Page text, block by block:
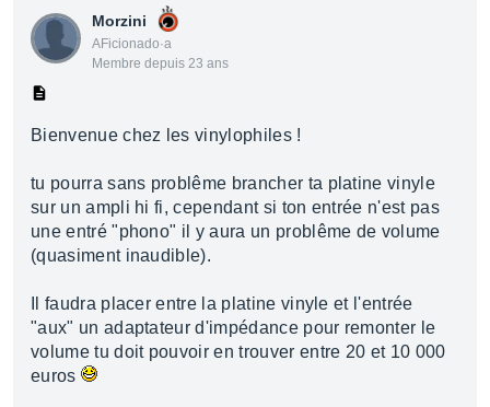
Morzini
AFicionado·a
Membre depuis 23 ans
Bienvenue chez les vinylophiles !
tu pourra sans problême brancher ta platine vinyle
sur un ampli hi fi, cependant si ton entrée n'est pas
une entré "phono" il y aura un problême de volume
(quasiment inaudible).
Il faudra placer entre la platine vinyle et l'entrée
"aux" un adaptateur d'impédance pour remonter le
volume tu doit pouvoir en trouver entre 20 et 10 000
euros